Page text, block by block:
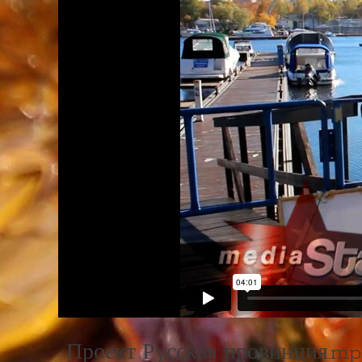
Проект Русская